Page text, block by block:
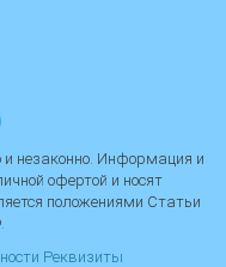
незаконно. Информация и
офертой и носят
положениями Статьи
Реквизиты